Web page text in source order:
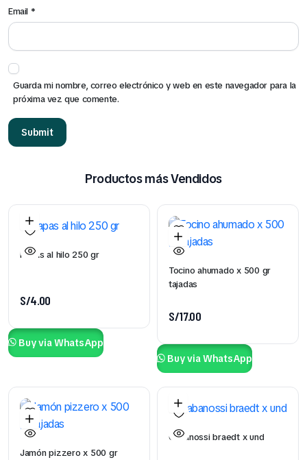
Email *
Guarda mi nombre, correo electrónico y web en este navegador para la
próxima vez que comente.
Productos más Vendidos
Papas al hilo 250 gr
S/4.00
Buy via WhatsApp
Tocino ahumado x 500 gr
tajadas
S/17.00
Buy via WhatsApp
Jamón pizzero x 500 gr
Cabanossi braedt x und